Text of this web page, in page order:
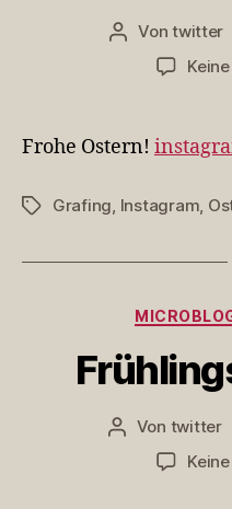
Beitragsautor
Vontwitter
Frohe Ostern!
Schlagwörter
Grafing Instagram
Beitragsautor
Von twitter